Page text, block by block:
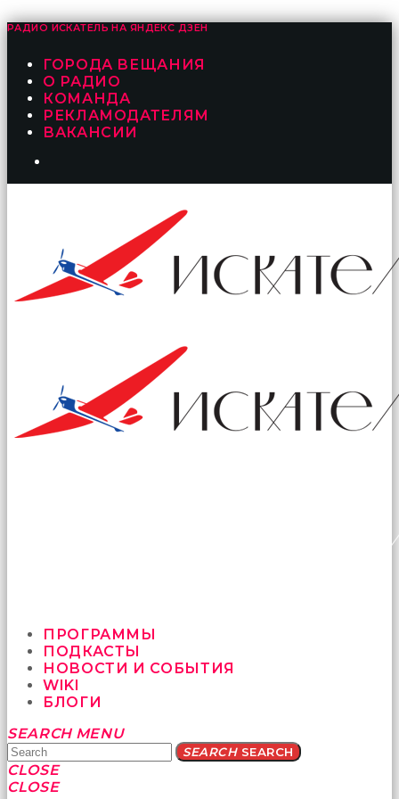
РАДИО ИСКАТЕЛЬ НА ЯНДЕКС ДЗЕН
ГОРОДА ВЕЩАНИЯ
О РАДИО
КОМАНДА
РЕКЛАМОДАТЕЛЯМ
ВАКАНСИИ
ПРОГРАММЫ
ПОДКАСТЫ
НОВОСТИ И СОБЫТИЯ
WIKI
БЛОГИ
Yatağa
bile
geçmeye
fırsat
SEARCH MENU
SEARCHSEARCH
CLOSE
CLOSE